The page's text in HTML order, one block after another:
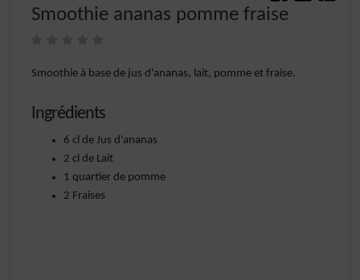
Smoothie ananas pomme fraise
Smoothie à base de jus d'ananas, lait, pomme et fraise.
Ingrédients
6 cl de Jus d'ananas
2 cl de Lait
1 quartier de pomme
2 Fraises